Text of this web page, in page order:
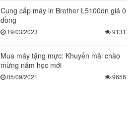
Cung cấp máy in Brother L5100dn giá 0
đồng
19/03/2023 9131
Mua máy tặng mực: Khuyến mãi chào
mừng năm học mới
05/09/2021 9656